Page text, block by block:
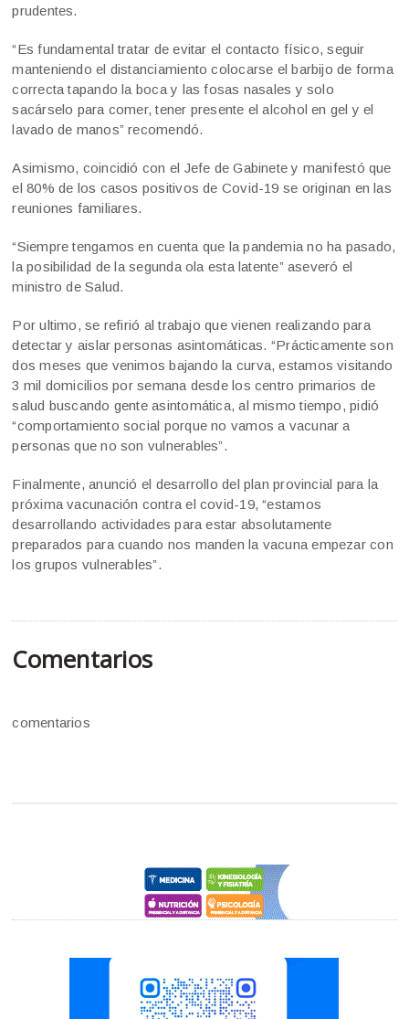
prudentes.
“Es fundamental tratar de evitar el contacto físico, seguir
manteniendo el distanciamiento colocarse el barbijo de forma
correcta tapando la boca y las fosas nasales y solo
sacárselo para comer, tener presente el alcohol en gel y el
lavado de manos” recomendó.
Asimismo, coincidió con el Jefe de Gabinete y manifestó que
el 80% de los casos positivos de Covid-19 se originan en las
reuniones familiares.
“Siempre tengamos en cuenta que la pandemia no ha pasado,
la posibilidad de la segunda ola esta latente” aseveró el
ministro de Salud.
Por ultimo, se refirió al trabajo que vienen realizando para
detectar y aislar personas asintomáticas. “Prácticamente son
dos meses que venimos bajando la curva, estamos visitando
3 mil domicilios por semana desde los centro primarios de
salud buscando gente asintomática, al mismo tiempo, pidió
“comportamiento social porque no vamos a vacunar a
personas que no son vulnerables”.
Finalmente, anunció el desarrollo del plan provincial para la
próxima vacunación contra el covid-19, “estamos
desarrollando actividades para estar absolutamente
preparados para cuando nos manden la vacuna empezar con
los grupos vulnerables”.
Comentarios
comentarios